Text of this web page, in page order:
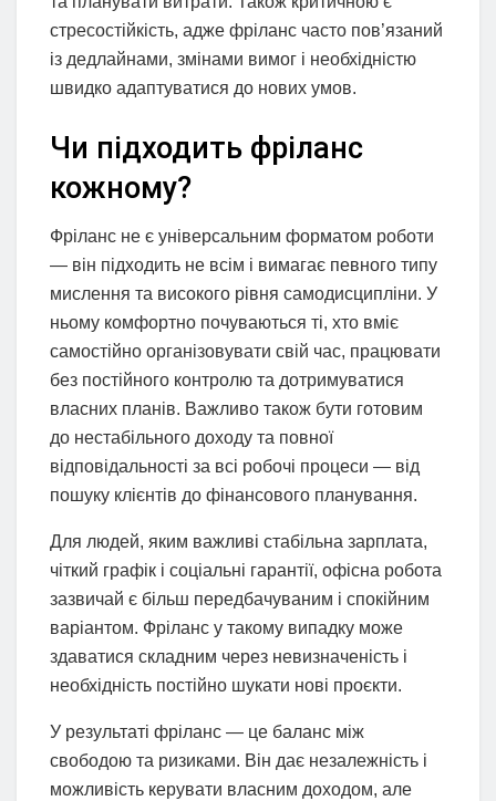
стресостійкість, адже фріланс часто пов’язаний
із дедлайнами, змінами вимог і необхідністю
швидко адаптуватися до нових умов.
Чи підходить фріланс
кожному?
Фріланс не є універсальним форматом роботи
— він підходить не всім і вимагає певного типу
мислення та високого рівня самодисципліни. У
ньому комфортно почуваються ті, хто вміє
самостійно організовувати свій час, працювати
без постійного контролю та дотримуватися
власних планів. Важливо також бути готовим
до нестабільного доходу та повної
відповідальності за всі робочі процеси — від
пошуку клієнтів до фінансового планування.
Для людей, яким важливі стабільна зарплата,
чіткий графік і соціальні гарантії, офісна робота
зазвичай є більш передбачуваним і спокійним
варіантом. Фріланс у такому випадку може
здаватися складним через невизначеність і
необхідність постійно шукати нові проєкти.
У результаті фріланс — це баланс між
свободою та ризиками. Він дає незалежність і
можливість керувати власним доходом, але